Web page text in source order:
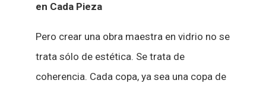
en Cada Pieza
Pero crear una obra maestra en vidrio no se
trata sólo de estética. Se trata de
coherencia. Cada copa, ya sea una copa de